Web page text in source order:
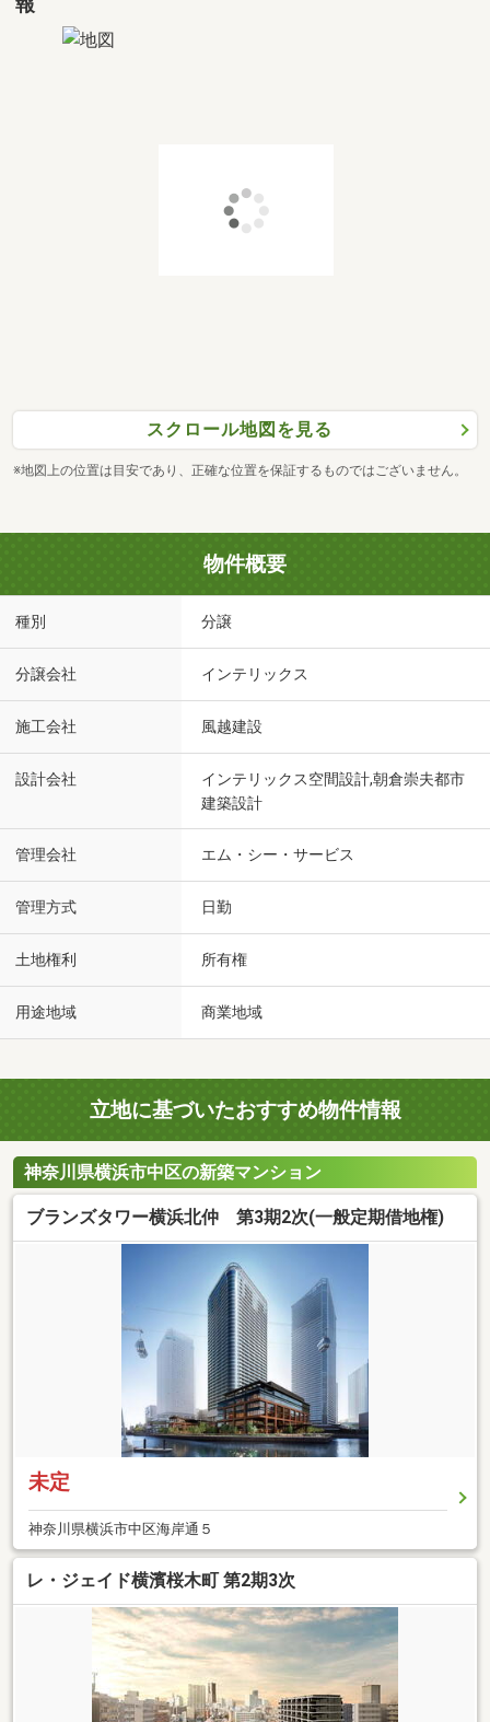
スクロール地図を見る
※地図上の位置は目安であり、正確な位置を保証するものではございません。
物件概要
種別 分譲
分譲会社 インテリックス
施工会社 風越建設
設計会社
インテリックス空間設計,朝倉崇夫都市
建築設計
管理会社 エム・シー・サービス
管理方式 日勤
土地権利 所有権
用途地域 商業地域
立地に基づいたおすすめ物件情報
神奈川県横浜市中区の新築マンション
ブランズタワー横浜北仲 第3期2次(一般定期借地権)
未定
神奈川県横浜市中区海岸通５
レ・ジェイド横濱桜木町 第2期3次